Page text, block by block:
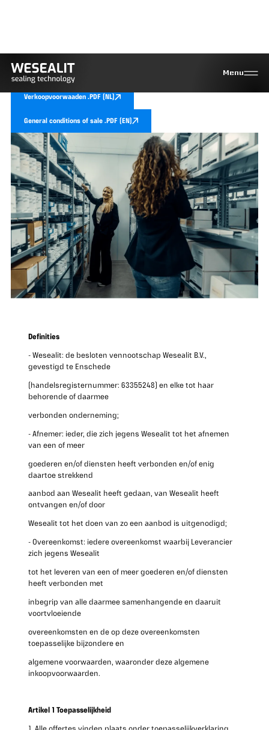
Menu
Allgemeine Verkaufsbedingungen
(Version: 24. April 2024)
Verkoopvoorwaaden .PDF (NL)
General conditions of sale .PDF (EN)
Definities
- Wesealit: de besloten vennootschap Wesealit B.V.,
gevestigd te Enschede
(handelsregisternummer: 63355248) en elke tot haar
behorende of daarmee
verbonden onderneming;
- Afnemer: ieder, die zich jegens Wesealit tot het afnemen
van een of meer
goederen en/of diensten heeft verbonden en/of enig
daartoe strekkend
aanbod aan Wesealit heeft gedaan, van Wesealit heeft
ontvangen en/of door
Wesealit tot het doen van zo een aanbod is uitgenodigd;
- Overeenkomst: iedere overeenkomst waarbij Leverancier
zich jegens Wesealit
tot het leveren van een of meer goederen en/of diensten
heeft verbonden met
inbegrip van alle daarmee samenhangende en daaruit
voortvloeiende
overeenkomsten en de op deze overeenkomsten
toepasselijke bijzondere en
algemene voorwaarden, waaronder deze algemene
inkoopvoorwaarden.
Artikel 1 Toepasselijkheid